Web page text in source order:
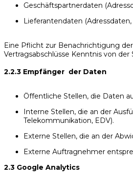
Geschäftspartnerdaten
Lieferantendaten
Eine Pflicht zur Benachrichtigung
Vertragsabschlüsse Kenntnis von
2.2.3 Empfänger der Daten
Öffentliche Stellen, die Daten
Interne Stellen, die an der
Telekommunikation, EDV).
Externe Stellen, die an der
Externe Auftragnehmer
2.3 Google Analytics